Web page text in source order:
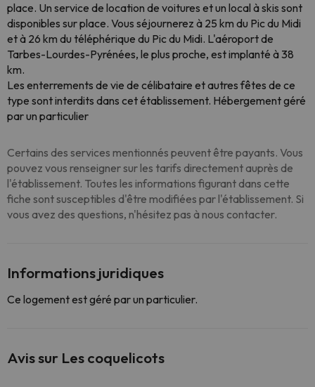
place. Un service de location de voitures et un local à skis sont
disponibles sur place. Vous séjournerez à 25 km du Pic du Midi
et à 26 km du téléphérique du Pic du Midi. L'aéroport de
Tarbes-Lourdes-Pyrénées, le plus proche, est implanté à 38
km.
Les enterrements de vie de célibataire et autres fêtes de ce
type sont interdits dans cet établissement. Hébergement géré
par un particulier
Certains des services mentionnés peuvent être payants. Vous
pouvez vous renseigner sur les tarifs directement auprès de
l'établissement. Toutes les informations figurant dans cette
fiche sont susceptibles d'être modifiées par l'établissement. Si
vous avez des questions, n'hésitez pas à nous contacter.
Informations juridiques
Ce logement est géré par un particulier.
Avis sur Les coquelicots